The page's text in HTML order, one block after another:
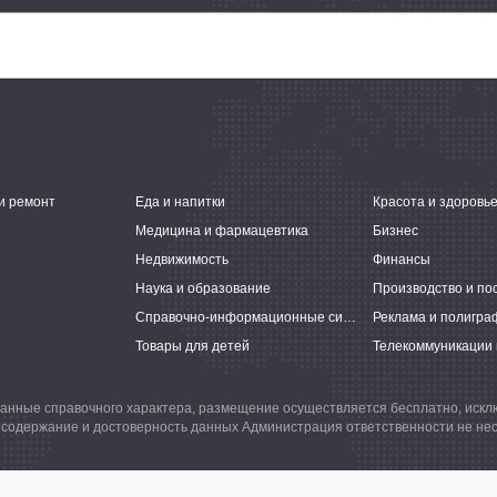
ремонт Еда и напитки
Красота и здоровье
Медицина и фармацевтика
Бизнес
Недвижимость
Финансы
Наука и образование
Производство и
Справочно-информационные системы
Реклама и
Товары для детей
Телекоммуникации
справочного характера, размещение осуществляется бесплатно,
и достоверность данных Администрация ответственности не